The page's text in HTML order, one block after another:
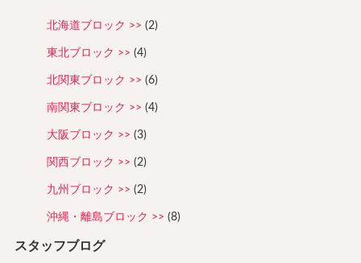
北海道ブロック (2)
東北ブロック (4)
北関東ブロック (6)
南関東ブロック (4)
大阪ブロック (3)
関西ブロック (2)
九州ブロック (2)
沖縄・離島ブロック (8)
スタッフブログ